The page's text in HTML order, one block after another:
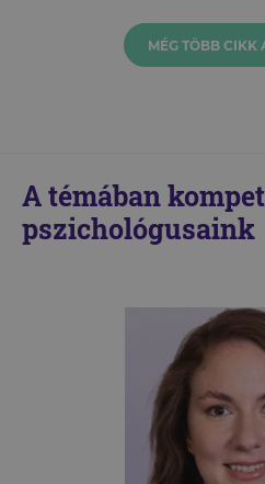
MÉG TÖBB CIKK
A témában
pszichológusaink